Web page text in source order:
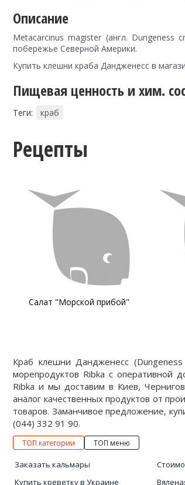
Описание
Metacarcinus magister (англ.
побережье Северной Америки.
Купить клешни краба Дандженесс в
Пищевая ценность и хим.
Теги: краб
Рецепты
Салат "Морской прибой"
Краб клешни Дандженесс
морепродуктов Ribka с оперативной
Ribka и мы доставим в Киев,
аналог качественных продуктов от
товаров. Заманчивое предложение,
(044) 332 91 90.
ТОП категории ТОП меню
Заказать кальмары
Купить креветку в Украине